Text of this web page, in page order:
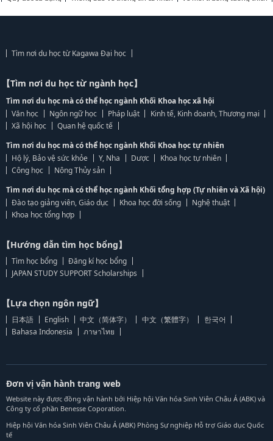
Tìm nơi du học từ Kagawa Đại học
【Tìm nơi du học từ ngành học】
Tìm nơi du học mà có thể học ngành Khối Khoa học xã hội
Văn học
Ngôn ngữ học Pháp luật
Kinh tế, Kinh doanh, Thương mại
Xã hội học
Quan hệ quốc tế
Tìm nơi du học mà có thể học ngành Khối Khoa học tự nhiên
Hộ lý, Bảo vệ sức khỏe
Y, Nha Dược
Khoa học tự nhiên
Công học
Nông Thủy sản
Tìm nơi du học mà có thể học ngành Khối tổng hợp (Tự nhiên và Xã hội)
Đào tạo giảng viên, Giáo dục
Khoa học đời sống
Nghệ thuật
Khoa học tổng hợp
【Hướng dẫn tìm học bổng】
Tìm học bổng
Đăng kí học bổng
JAPAN STUDY SUPPORT Scholarships
【Lựa chọn ngôn ngữ】
日本語 English 中文（简体字） 中文（繁體字）
한국어
Bahasa Indonesia
ภาษาไทย
Đơn vị vận hành trang web
Website này được đồng vận hành bởi Hiệp hội Văn hóa Sinh Viên Châu Á (ABK) và
Công ty cổ phần Benesse Coporation.
Hiệp hội Văn hóa Sinh Viên Châu Á (ABK) Phòng Sự nghiệp Hỗ trợ Giáo dục Quốc
tế